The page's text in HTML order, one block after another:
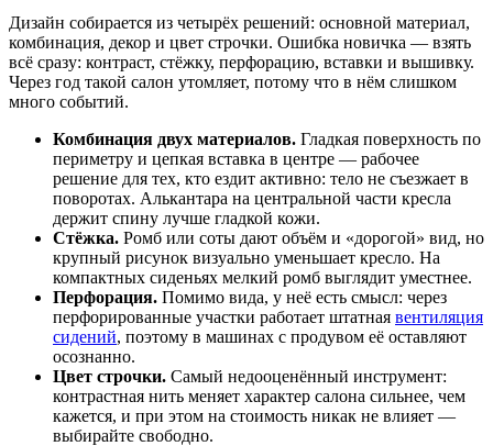
Дизайн собирается из четырёх решений: основной материал,
комбинация, декор и цвет строчки. Ошибка новичка — взять
всё сразу: контраст, стёжку, перфорацию, вставки и вышивку.
Через год такой салон утомляет, потому что в нём слишком
много событий.
Комбинация двух материалов. Гладкая поверхность по
периметру и цепкая вставка в центре — рабочее
решение для тех, кто ездит активно: тело не съезжает в
поворотах. Алькантара на центральной части кресла
держит спину лучше гладкой кожи.
Стёжка. Ромб или соты дают объём и «дорогой» вид, но
крупный рисунок визуально уменьшает кресло. На
компактных сиденьях мелкий ромб выглядит уместнее.
Перфорация. Помимо вида, у неё есть смысл: через
перфорированные участки работает штатная вентиляция
сидений, поэтому в машинах с продувом её оставляют
осознанно.
Цвет строчки. Самый недооценённый инструмент:
контрастная нить меняет характер салона сильнее, чем
кажется, и при этом на стоимость никак не влияет —
выбирайте свободно.